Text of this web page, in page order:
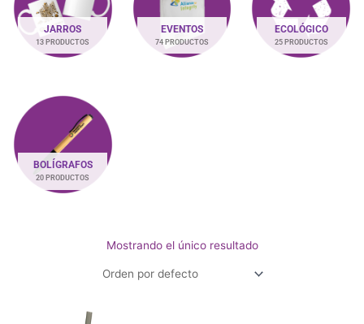
JARROS
13 PRODUCTOS
EVENTOS
74 PRODUCTOS
ECOLÓGICO
25 PRODUCTOS
BOLÍGRAFOS
20 PRODUCTOS
Mostrando el único resultado